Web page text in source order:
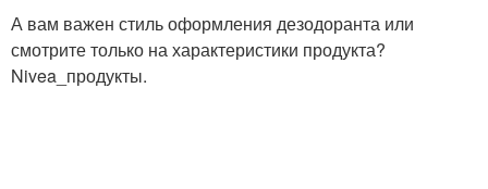
А вам важен стиль оформления дезодоранта или
смотрите только на характеристики продукта?
Nivea_продукты.